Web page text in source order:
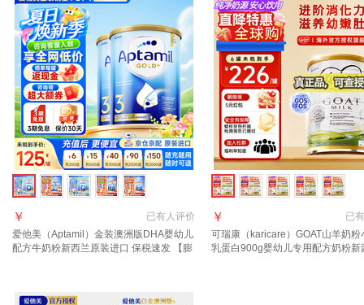
已有人评价
￥
爱他美（Aptamil）金装澳洲版DHA婴幼儿
配方牛奶粉新西兰原装进口 保税速发 【膨
已有
￥
可瑞康（karicare）GOAT山羊奶粉
乳蛋白900g婴幼儿专用配方奶粉新